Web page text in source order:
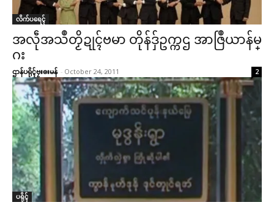
လိက်ပရေၚ်
အလဵုအသဳတၟိဍုၚ်ဗမာ တိုန်ဒှ်ဥက္ကဌ အာဇြဳယာန်မ္
ဂး
ဌာန်ပရိုၚ်ဗၠးၜးမန် - October 24, 2011 2
ပရိုၚ်